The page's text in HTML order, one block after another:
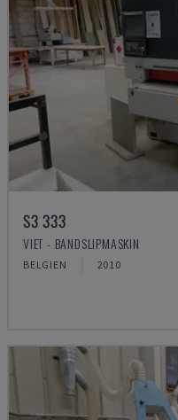
S3 333
VIET - BANDSLIPMASKIN
BELGIEN 2010